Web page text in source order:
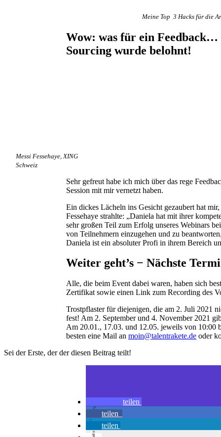
Meine Top 3 Hacks für die
Wow: was für ein
Sourcing wurde belohnt!
Messi Fessehaye, XING
Schweiz
Sehr gefreut habe ich mich über das rege
Session mit mir vernetzt haben.
Ein dickes Lächeln ins Gesicht gezaubert hat
Fessehaye strahlte: „Daniela hat mit ihrer
sehr großen Teil zum Erfolg unseres Webinars
von Teilnehmern einzugehen und zu
Daniela ist ein absoluter Profi in ihrem Bereich
Weiter geht’s − Nächste
Alle, die beim Event dabei waren, haben sich
Zertifikat sowie einen Link zum Recording des
Trostpflaster für diejenigen, die am 2. Juli 2021
fest! Am 2. September und 4. November 2021
Am 20.01., 17.03. und 12.05. jeweils von 10:00
besten eine Mail an moin@talentrakete.de oder
Sei der Erste, der der diesen Beitrag teilt!
teilen
teilen
teilen